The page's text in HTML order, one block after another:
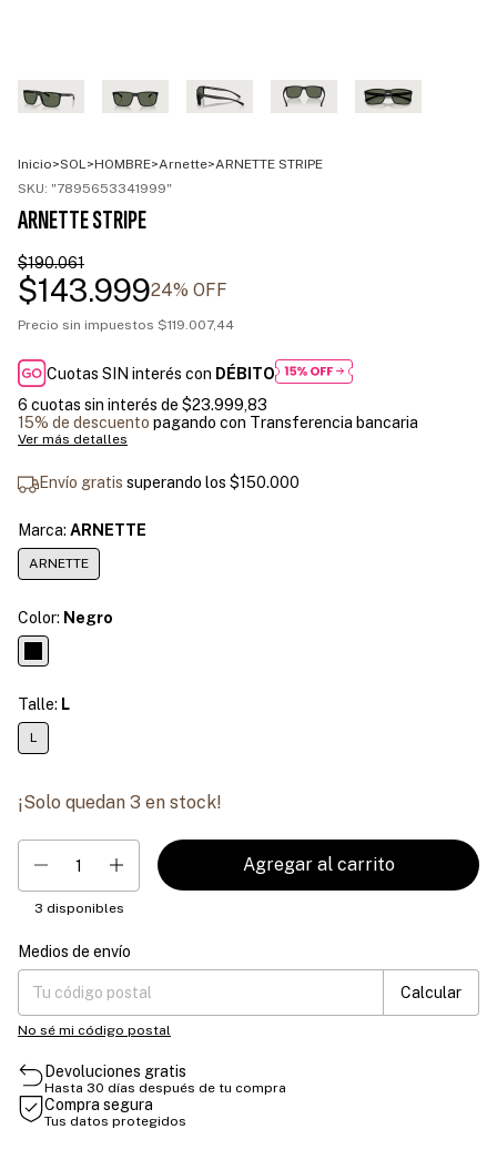
Inicio>SOL>HOMBRE>Arnette>ARNETTE STRIPE
SKU: "7895653341999"
ARNETTE STRIPE
$190.061
$143.99924% OFF
Precio sin impuestos $119.007,44
Cuotas SIN interés con DÉBITO
6 cuotas sin interés de $23.999,83
15% de descuento pagando con Transferencia bancaria
Ver más detalles
Envío gratis superando los $150.000
Marca: ARNETTE
ARNETTE
Color: Negro
Talle: L
L
¡Solo quedan 3 en stock!
3 disponibles
Entregas para el CP:
Medios de envío
Calcular
No sé mi código postal
Devoluciones gratis
Hasta 30 días después de tu compra
Compra segura
Tus datos protegidos